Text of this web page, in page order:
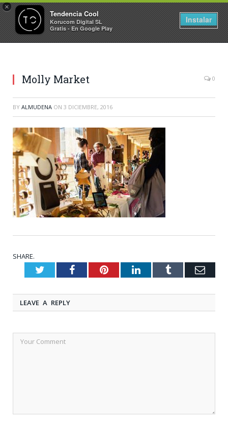
×
Tendencia Cool
Korucom Digital SL
Gratis - En Google Play
Instalar
Molly Market 0
BY ALMUDENA ON 3 DICIEMBRE, 2016
SHARE.
TwitterFacebookPinterestLinkedInTumblr
LEAVE A REPLY